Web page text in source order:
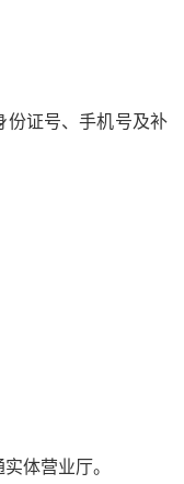
份证号、手机号及补
体营业厅。